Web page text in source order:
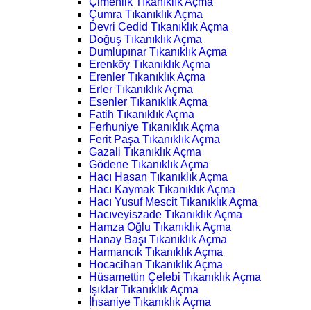
Çumra Tıkanıklık Açma
Devri Cedid Tıkanıklık Açma
Doğuş Tıkanıklık Açma
Dumlupınar Tıkanıklık Açma
Erenköy Tıkanıklık Açma
Erenler Tıkanıklık Açma
Erler Tıkanıklık Açma
Esenler Tıkanıklık Açma
Fatih Tıkanıklık Açma
Ferhuniye Tıkanıklık Açma
Ferit Paşa Tıkanıklık Açma
Gazali Tıkanıklık Açma
Gödene Tıkanıklık Açma
Hacı Hasan Tıkanıklık Açma
Hacı Kaymak Tıkanıklık Açma
Hacı Yusuf Mescit Tıkanıklık Açma
Hacıveyiszade Tıkanıklık Açma
Hamza Oğlu Tıkanıklık Açma
Hanay Başı Tıkanıklık Açma
Harmancık Tıkanıklık Açma
Hocacihan Tıkanıklık Açma
Hüsamettin Çelebi Tıkanıklık Açma
Işıklar Tıkanıklık Açma
İhsaniye Tıkanıklık Açma